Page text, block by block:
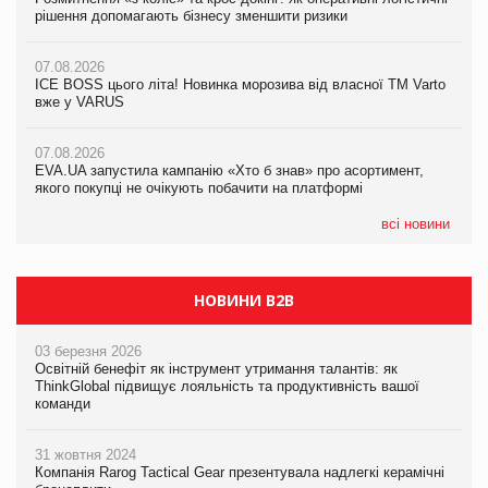
рішення допомагають бізнесу зменшити ризики
07.08.2026
ICE BOSS цього літа! Новинка морозива від власної ТМ Varto
вже у VARUS
07.08.2026
EVA.UA запустила кампанію «Хто б знав» про асортимент,
якого покупці не очікують побачити на платформі
всі новини
рішення допомагають бізнесу зменшити ризики
07.08.2026
ICE BOSS цього літа! Новинка морозива від власної ТМ Varto
вже у VARUS
07.08.2026
EVA.UA запустила кампанію «Хто б знав» про асортимент,
якого покупці не очікують побачити на платформі
Продажі Hugo Boss впали на 9%
НОВИНИ B2B
03 березня 2026
Освітній бенефіт як інструмент утримання талантів: як
ThinkGlobal підвищує лояльність та продуктивність вашої
команди
31 жовтня 2024
Компанія Rarog Tactical Gear презентувала надлегкі керамічні